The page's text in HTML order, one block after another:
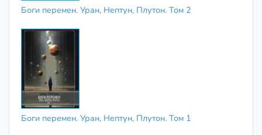
Боги перемен. Уран, Нептун, Плутон. Том 2
Боги перемен. Уран, Нептун, Плутон. Том 1